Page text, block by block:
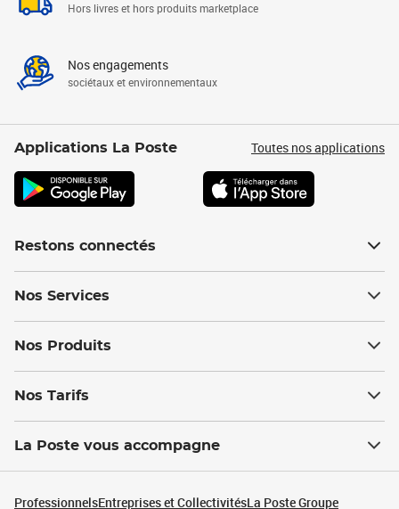
Hors livres et hors produits marketplace
Nos engagements
sociétaux et environnementaux
Applications La Poste Toutes nos applications
Restons connectés
Nos Services
Nos Produits
Nos Tarifs
La Poste vous accompagne
ProfessionnelsEntreprises et CollectivitésLa Poste Groupe